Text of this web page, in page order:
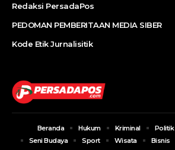
Redaksi PersadaPos
PEDOMAN PEMBERITAAN MEDIA SIBER
Kode Etik Jurnalisitik
Beranda Hukum Kriminal Politik
Seni Budaya
Sport Wisata Bisnis